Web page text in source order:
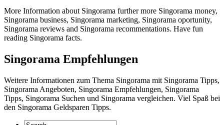
More Information about Singorama further more Singorama money,
Singorama business, Singorama marketing, Singorama oportunity,
Singorama reviews and Singorama recommentations. Have fun
reading Singorama facts.
Singorama Empfehlungen
Weitere Informationen zum Thema Singorama mit Singorama Tipps,
Singorama Angeboten, Singorama Empfehlungen, Singorama
Tipps, Singorama Suchen und Singorama vergleichen. Viel Spaß bei
den Singorama Geldsparen Tipps.